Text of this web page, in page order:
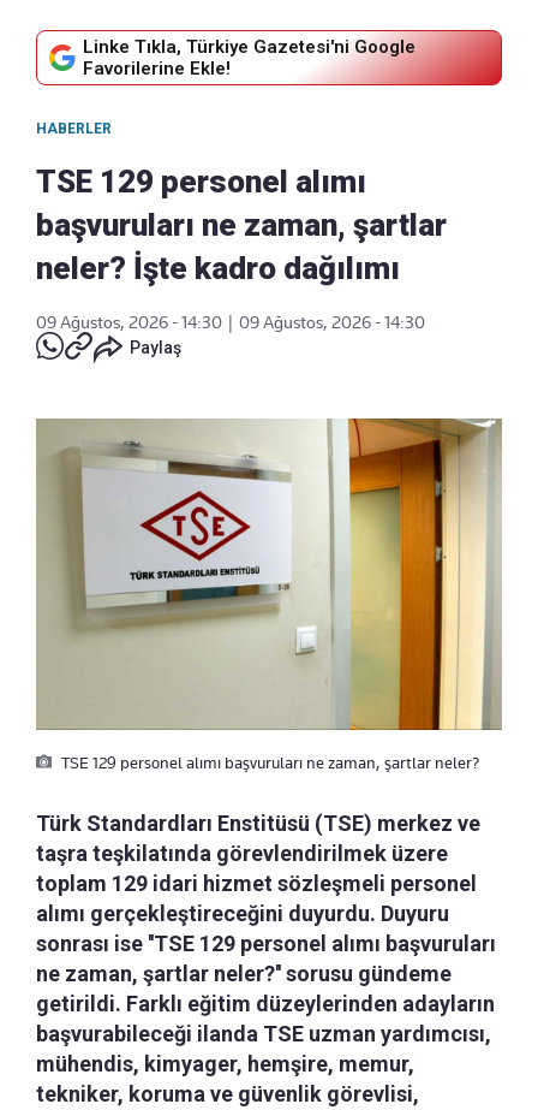
Linke Tıkla, Türkiye Gazetesi'ni Google
Favorilerine Ekle!
HABERLER
TSE 129 personel alımı
başvuruları ne zaman, şartlar
neler? İşte kadro dağılımı
09 Ağustos, 2026 - 14:30
09 Ağustos, 2026 - 14:30
Paylaş
TSE 129 personel alımı başvuruları ne zaman, şartlar neler?
Türk Standardları Enstitüsü (TSE) merkez ve
taşra teşkilatında görevlendirilmek üzere
toplam 129 idari hizmet sözleşmeli personel
alımı gerçekleştireceğini duyurdu. Duyuru
sonrası ise ''TSE 129 personel alımı başvuruları
ne zaman, şartlar neler?'' sorusu gündeme
getirildi. Farklı eğitim düzeylerinden adayların
başvurabileceği ilanda TSE uzman yardımcısı,
mühendis, kimyager, hemşire, memur,
tekniker, koruma ve güvenlik görevlisi,